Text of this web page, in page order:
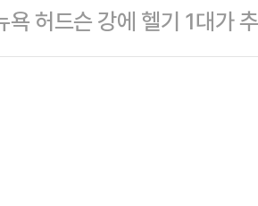
야마 슌토(21)를 매춘 방지
소셜미디어(SNS)를 통해
욕 허드슨 강에 헬기 1대가
승하고 있던 일가족이 글로